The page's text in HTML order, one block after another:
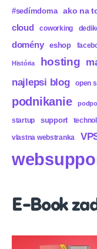
#sedímdoma ako na
cloud coworking
domény eshop
História hosting
najlepsi blog open
podnikanie
startup support
vlastna webstranka
E-Book